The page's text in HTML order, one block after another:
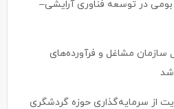
در توسعه فناوری آرایشی–
سازمان مشاغل و فرآورده‌های
شد
از سرمایه‌گذاری حوزه گردشگری